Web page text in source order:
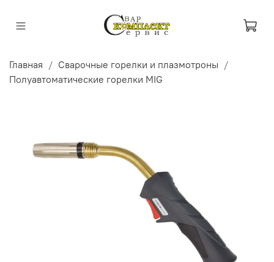
Главная
Сварочные горелки и плазмотроны
Полуавтоматические горелки MIG